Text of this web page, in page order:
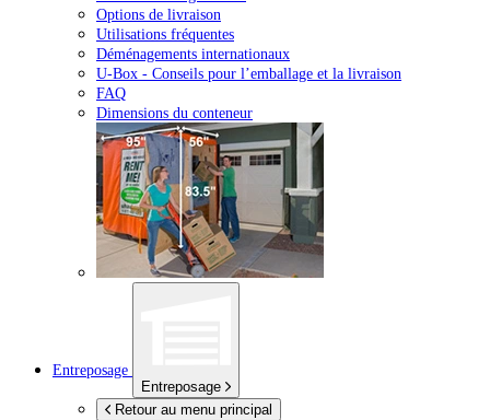
Options de livraison
Utilisations fréquentes
Déménagements internationaux
U-Box - Conseils pour l’emballage et la livraison
FAQ
Dimensions du conteneur
Entreposage
Entreposage
Retour au menu principal